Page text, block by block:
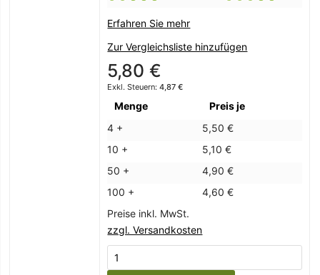
Erfahren Sie mehr
Zur Vergleichsliste hinzufügen
5,80 €
4,87 €
Menge
Preis je
4 +
5,50 €
10 +
5,10 €
50 +
4,90 €
100 +
4,60 €
Preise inkl. MwSt.
zzgl. Versandkosten